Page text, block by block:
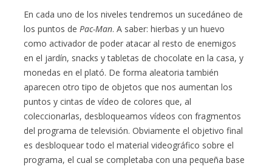
En cada uno de los niveles tendremos un sucedáneo de
los puntos dePac-Man. A saber: hierbas y un huevo
como activador de poder atacar al resto de enemigos
en el jardín, snacks y tabletas de chocolate en la casa, y
monedas en el plató. De forma aleatoria también
aparecen otro tipo de objetos que nos aumentan los
puntos y cintas de vídeo de colores que, al
coleccionarlas, desbloqueamos vídeos con fragmentos
del programa de televisión. Obviamente el objetivo final
es desbloquear todo el material videográfico sobre el
programa, el cual se completaba con una pequeña base